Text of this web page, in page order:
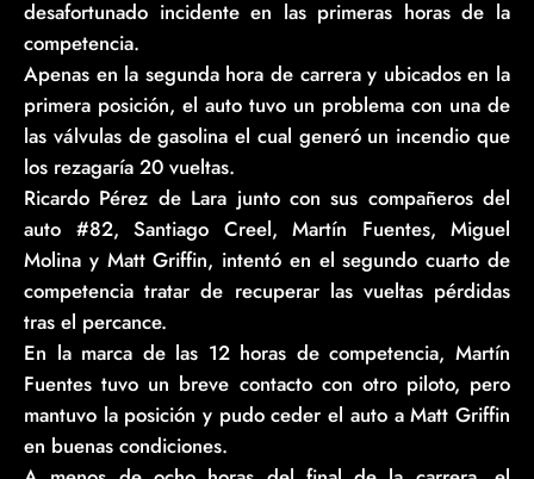
desafortunado incidente en las primeras horas de la
competencia.
Apenas en la segunda hora de carrera y ubicados en la
primera posición, el auto tuvo un problema con una de
las válvulas de gasolina el cual generó un incendio que
los rezagaría 20 vueltas.
Ricardo Pérez de Lara junto con sus compañeros del
auto #82, Santiago Creel, Martín Fuentes, Miguel
Molina y Matt Griffin, intentó en el segundo cuarto de
competencia tratar de recuperar las vueltas pérdidas
tras el percance.
En la marca de las 12 horas de competencia, Martín
Fuentes tuvo un breve contacto con otro piloto, pero
mantuvo la posición y pudo ceder el auto a Matt Griffin
en buenas condiciones.